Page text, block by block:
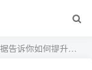
你如何提升网站排名